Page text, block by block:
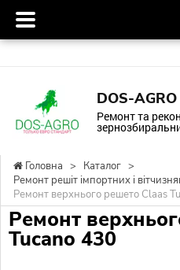
DOS-AGRO
Ремонт та
Головна > Каталог >
Ремонт решіт імпортних і
Ремонт верхнього решето Claas
Ремонт
Tucano 430